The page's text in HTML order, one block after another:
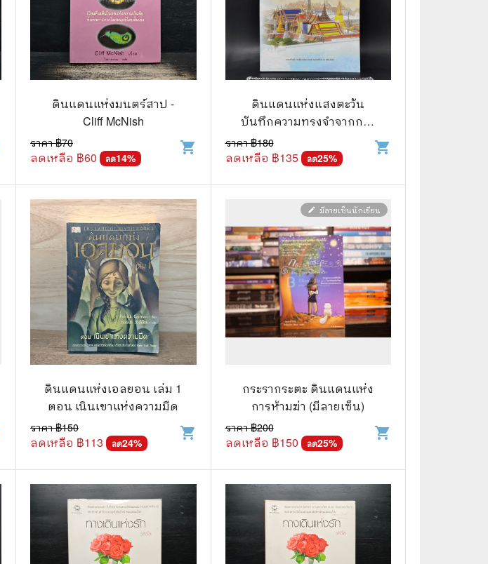
ดินแดนแห่งมนตร์สาป -
Cliff McNish
ราคา ฿70
ลดเหลือ ฿60 ลด14%
shopping_cart
ดินแดนแห่งแสงตะวัน
บันทึกความทรงจำจากการ
เดินทางในดินแดนตะวัน
ออก
ราคา ฿180
ลดเหลือ ฿135 ลด25%
shopping_cart
ดินแดนแห่งเอลยอน เล่ม 1
ตอน เนินเขาแห่งความมืด
ราคา ฿150
ลดเหลือ ฿113 ลด24%
shopping_cart
edit มีลายเซ็นนักเขียน
กระรากระตะ ดินแดนแห่ง
การห้ามฆ่า (มีลายเซ็น)
ราคา ฿200
ลดเหลือ ฿150 ลด25%
shopping_cart
เกษตรและธรรมชาติ
แม่และเด็ก
ภาษาศาสตร์
ไอทีและเทคโนโลยี
นิตยสารเก่าราคาถูก
นางงามและการประกวด
💃 Hobbies and Collectibles
🖋️ Literature and Fiction
🧳 Travel Literature
⚽ Sports
🎲 Board Game
2️⃣ Used Board Game บอร์ดเกมมือ
🧠 Strategy
🪅 Family
♟️ Abstract
บอร์ดเกมแปลไทย
Board Game
📒 สมุดบันทึก
🎥 ของสะสมจากหนังและการ์ตูน
📅 ปฏิทินเก่า